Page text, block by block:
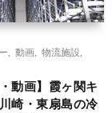
動画 物流施設
動画】霞ヶ関キ
崎・東扇島の冷